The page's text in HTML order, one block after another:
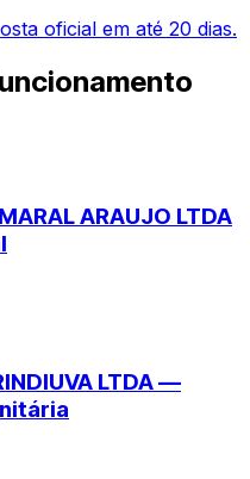
oficial em até 20 dias.
ARAUJO LTDA
LTDA —